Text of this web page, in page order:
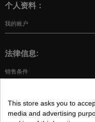
个人资料：
我的账户
法律信息:
销售条件
Cookies 政策
This store asks you to
media and advertising